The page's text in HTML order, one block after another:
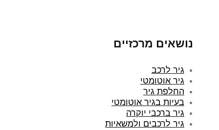
נושאים מרכזיים
גיר לרכב
גיר אוטומטי
החלפת גיר
בעיות בגיר אוטומטי
גיר ברכבי יוקרה
גיר לרכבים ולמשאיות